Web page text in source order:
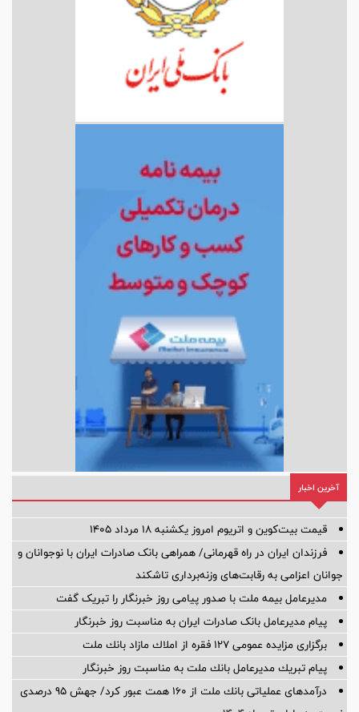
آخرین اخبار
قیمت بیت‌کوین و اتریوم امروز یکشنبه ۱۸ مرداد ۱۴۰۵
فرزندان ایران در راه قهرمانی/ همراهی بانک صادرات ایران با نوجوانان و
جوانان اعزامی به رقابت‌های وزنه‌برداری تاشکند
مدیرعامل بیمه ملت با صدور پیامی روز خبرنگار را تبریک گفت
پیام مدیرعامل بانک صادرات ایران به مناسبت روز خبرنگار
برگزاری مزایده عمومی 127 فقره از املاك مازاد بانك ملت
پیام تبریك مدیرعامل بانك ملت به مناسبت روز خبرنگار
درآمدهای عملیاتی بانك ملت از 160 همت عبور كرد/ جهش 95 درصدی